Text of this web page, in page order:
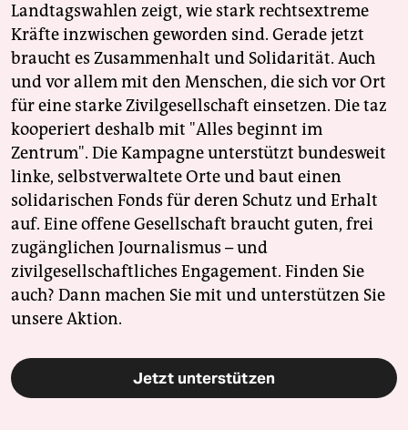
Landtagswahlen zeigt, wie stark rechtsextreme
Kräfte inzwischen geworden sind. Gerade jetzt
braucht es Zusammenhalt und Solidarität. Auch
und vor allem mit den Menschen, die sich vor Ort
für eine starke Zivilgesellschaft einsetzen. Die taz
kooperiert deshalb mit "Alles beginnt im
Zentrum". Die Kampagne unterstützt bundesweit
linke, selbstverwaltete Orte und baut einen
solidarischen Fonds für deren Schutz und Erhalt
auf. Eine offene Gesellschaft braucht guten, frei
zugänglichen Journalismus – und
zivilgesellschaftliches Engagement. Finden Sie
auch? Dann machen Sie mit und unterstützen Sie
unsere Aktion.
Jetzt unterstützen